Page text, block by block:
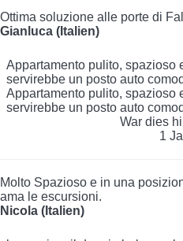
Ottima soluzione alle porte di
Gianluca (Italien)
Appartamento pulito, spazioso
servirebbe un posto auto
Appartamento pulito, spazioso
servirebbe un posto auto
War dies
1
Molto Spazioso e in una
ama le escursioni.
Nicola (Italien)